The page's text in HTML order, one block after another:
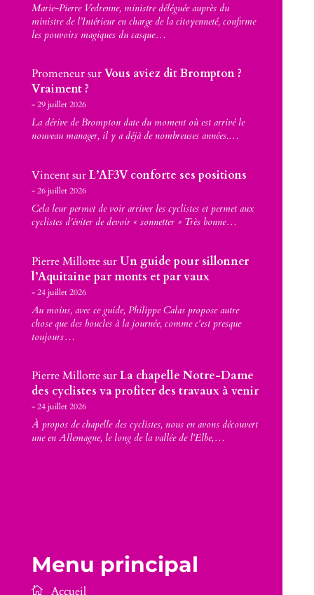
Marie-Pierre Vedrenne, ministre déléguée auprès du
ministre de l’Intérieur en charge de la citoyenneté, confirme
les pouvoirs magiques du casque…
PromeneursurVous aviez dit Brompton ?
Vraiment ?
29 juillet 2026
La dérive de Brompton date du moment où est arrivé le
nouveau manager, il y a déjà de nombreuses années.…
VincentsurL’AF3V conforte ses positions
26 juillet 2026
Cela leur permet de voir arriver les cyclistes et permet aux
cyclistes d’éviter de devoir « sonnetter » Très bonne…
Pierre MillottesurUn guide pour sillonner
l’Aquitaine par monts et par vaux
24 juillet 2026
Au moins, avec ce guide, Philippe Calas propose autre
chose que des boucles à la journée, comme c'est presque
toujours…
Pierre MillottesurLa chapelle Notre-Dame
des cyclistes va profiter des travaux à venir
24 juillet 2026
À propos de chapelle des cyclistes, nous en avons découvert
une en Allemagne, le long de la vallée de l'Elbe,…
Menu principal